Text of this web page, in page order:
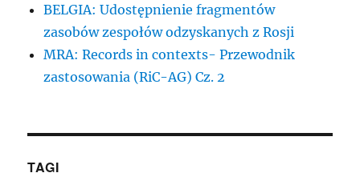
BELGIA: Udostępnienie fragmentów
zasobów zespołów odzyskanych z Rosji
MRA: Records in contexts- Przewodnik
zastosowania (RiC-AG) Cz. 2
TAGI